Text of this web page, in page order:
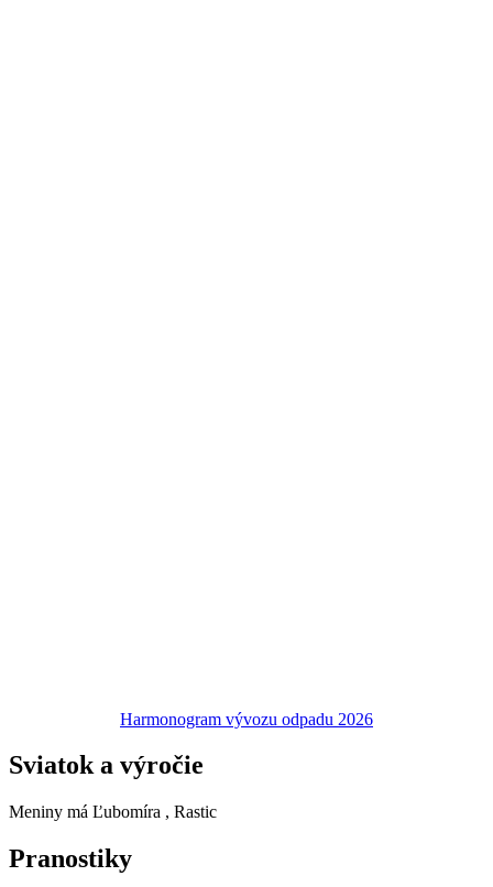
Harmonogram vývozu odpadu 2026
Sviatok a výročie
Meniny má Ľubomíra , Rastic
Pranostiky